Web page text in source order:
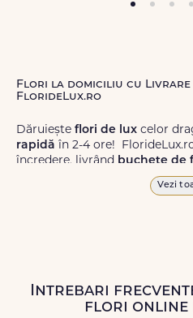
Flori la domiciliu cu Livrare
FlorideLux.ro
Dăruiește flori de lux celor
rapidă în 2-4 ore!
încredere, livrând buchete de
de calitate superioară în
Livrăm buchete de florichiar
să poți adresa un gest frumos
Vezi
Intrebari
flori online